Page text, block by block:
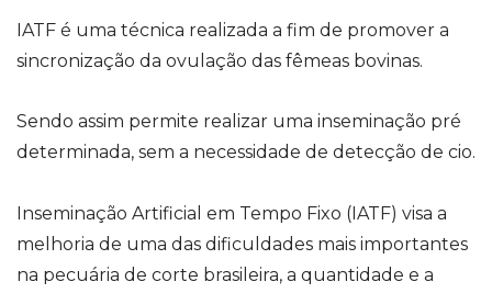
IATF é uma técnica realizada a fim de promover a
sincronização da ovulação das fêmeas bovinas.
Sendo assim permite realizar uma inseminação pré
determinada, sem a necessidade de detecção de cio.
Inseminação Artificial em Tempo Fixo (IATF) visa a
melhoria de uma das dificuldades mais importantes
na pecuária de corte brasileira, a quantidade e a